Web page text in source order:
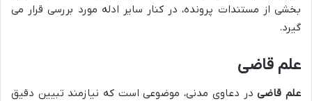
بخشی از مستندات پرونده، در کنار سایر ادله مورد بررسی قرار می
گیرد.
علم قاضی
علم قاضیدر دعاوی مدنی، موضوعی است که نیازمند تبیین دقیق